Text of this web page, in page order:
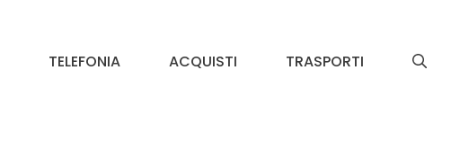
TELEFONIA ACQUISTI TRASPORTI